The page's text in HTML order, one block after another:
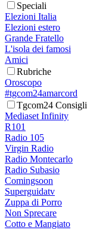
Speciali
Elezioni Italia
Elezioni estero
Grande Fratello
L'isola dei famosi
Amici
Rubriche
Oroscopo
#tgcom24amarcord
Tgcom24
Mediaset Infinity
R101
Radio 105
Virgin Radio
Radio Montecarlo
Radio Subasio
Comingsoon
Superguidatv
Zuppa di Porro
Non Sprecare
Cotto e Mangiato